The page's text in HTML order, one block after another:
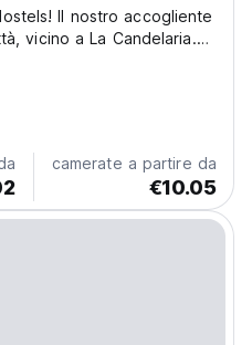
Il nostro accogliente
vicino a La Candelaria.
nel nostro ostello
from original
camerate a partire da
€10.05